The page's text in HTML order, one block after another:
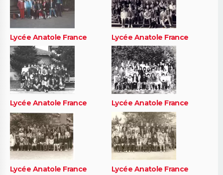
Lycée Anatole France Lycée Anatole France
Lycée Anatole France Lycée Anatole France
Lycée Anatole France Lycée Anatole France